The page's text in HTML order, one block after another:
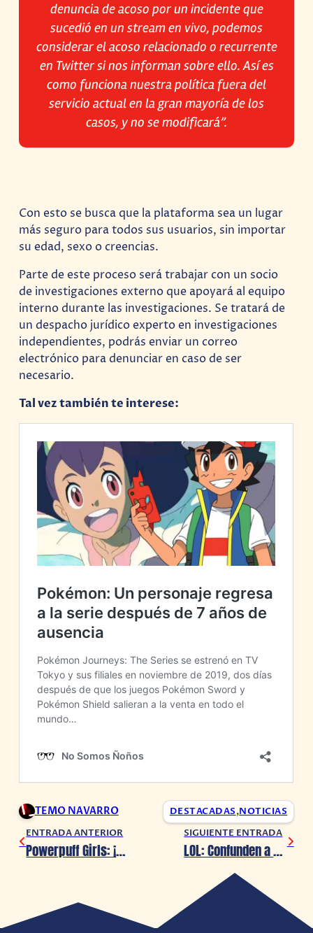
denuncia de acoso por un incidente que
sucedió en un stream en vivo, podemos
considerar el acoso relacionado o recurrente
en Twitter si nos informan sobre ello. Así es
como funciona nuestra política fuera del
servicio actual en la gran mayoría de los
casos, y no se modificará”.
Con esto se busca que la plataforma sea un lugar
más seguro para todos sus usuarios, sin importar
su edad, sexo o creencias.
Parte de este proceso será trabajar con un socio
de investigaciones externo que apoyará al equipo
interno durante las investigaciones. Se tratará de
un despacho jurídico experto en investigaciones
independientes, podrás enviar un correo
electrónico para denunciar en caso de ser
necesario.
Tal vez también te interese:
TEMO NAVARRO DESTACADAS,NOTICIAS
ENTRADA ANTERIOR
Powerpuff Girls: ¡Mira las primeras imágenes de las chicas en acción!
SIGUIENTE ENTRADA
LOL: Confunden a maestra con profesional y equipo la contrata